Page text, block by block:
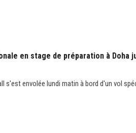
en stage de préparation à Doha
s'est envolée lundi matin à bord d'un vol